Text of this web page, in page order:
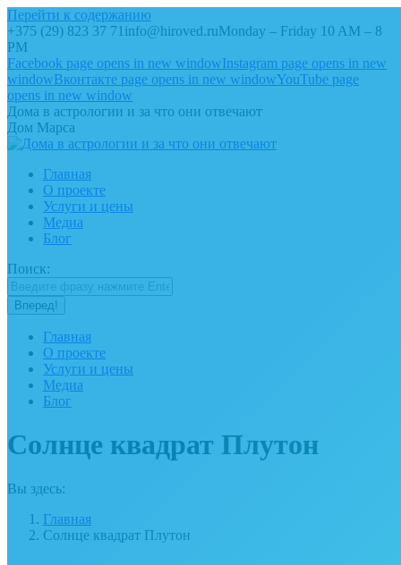
Перейти к содержанию
+375 (29) 823 37 71 info@hiroved.ruMonday – Friday 10 AM – 8
PM
Facebook page opens in new windowInstagram page opens in new
windowВконтакте page opens in new windowYouTube page
opens in new window
Дома в астрологии и за что они отвечают
Дом Марса
Главная
О проекте
Услуги и цены
Медиа
Блог
Поиск:
Главная
О проекте
Услуги и цены
Медиа
Блог
Солнце квадрат Плутон
Вы здесь:
Главная
Солнце квадрат Плутон